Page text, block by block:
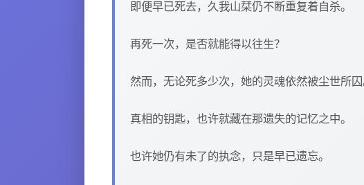
即便早已死去，久我山栞仍不断重复着自杀。
再死一次，是否就能得以往生？
然而，无论死多少次，她的灵魂依然被尘世所囚
真相的钥匙，也许就藏在那遗失的记忆之中。
也许她仍有未了的执念，只是早已遗忘。